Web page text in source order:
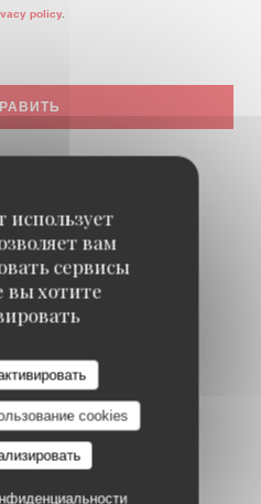
использует
вам
сервисы
вы хотите
cookies
policy.
БАР
кухня